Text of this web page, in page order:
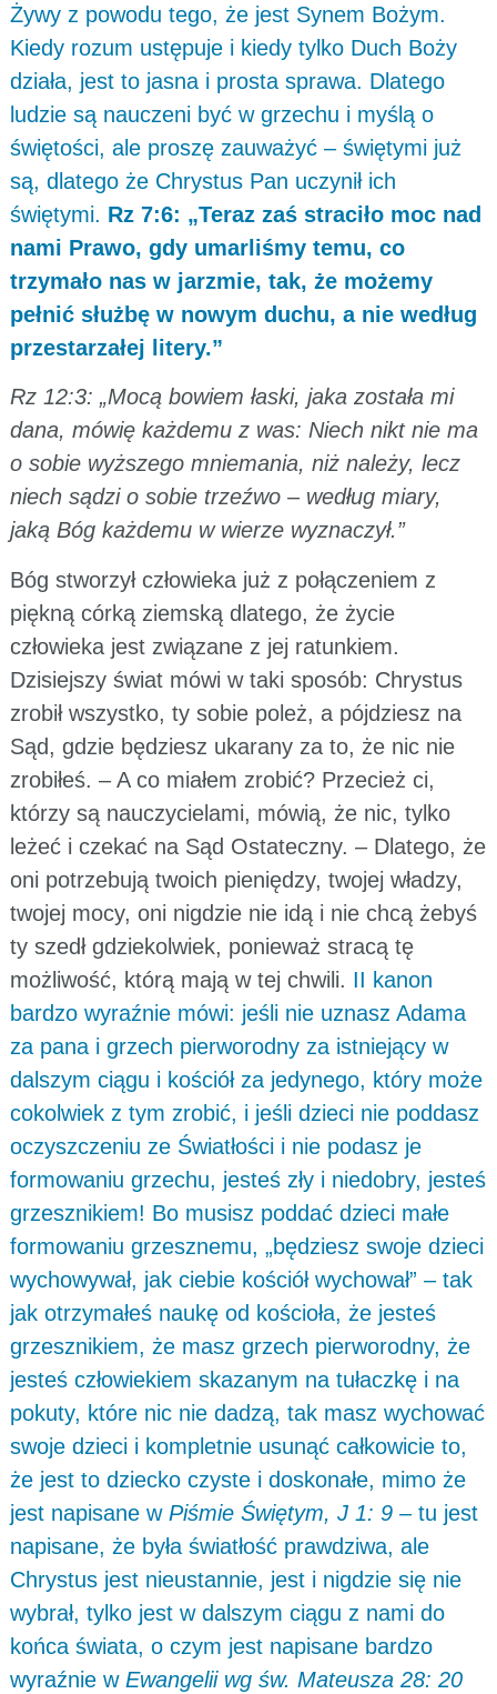
Żywy z powodu tego, że jest Synem Bożym.
Kiedy rozum ustępuje i kiedy tylko Duch Boży
działa, jest to jasna i prosta sprawa. Dlatego
ludzie są nauczeni być w grzechu i myślą o
świętości, ale proszę zauważyć – świętymi już
są, dlatego że Chrystus Pan uczynił ich
świętymi. Rz 7:6: „Teraz zaś straciło moc nad
nami Prawo, gdy umarliśmy temu, co
trzymało nas w jarzmie, tak, że możemy
pełnić służbę w nowym duchu, a nie według
przestarzałej litery.”
Rz 12:3: „Mocą bowiem łaski, jaka została mi
dana, mówię każdemu z was: Niech nikt nie ma
o sobie wyższego mniemania, niż należy, lecz
niech sądzi o sobie trzeźwo – według miary,
jaką Bóg każdemu w wierze wyznaczył.”
Bóg stworzył człowieka już z połączeniem z
piękną córką ziemską dlatego, że życie
człowieka jest związane z jej ratunkiem.
Dzisiejszy świat mówi w taki sposób: Chrystus
zrobił wszystko, ty sobie poleż, a pójdziesz na
Sąd, gdzie będziesz ukarany za to, że nic nie
zrobiłeś. – A co miałem zrobić? Przecież ci,
którzy są nauczycielami, mówią, że nic, tylko
leżeć i czekać na Sąd Ostateczny. – Dlatego, że
oni potrzebują twoich pieniędzy, twojej władzy,
twojej mocy, oni nigdzie nie idą i nie chcą żebyś
ty szedł gdziekolwiek, ponieważ stracą tę
możliwość, którą mają w tej chwili. II kanon
bardzo wyraźnie mówi: jeśli nie uznasz Adama
za pana i grzech pierworodny za istniejący w
dalszym ciągu i kościół za jedynego, który może
cokolwiek z tym zrobić, i jeśli dzieci nie poddasz
oczyszczeniu ze Światłości i nie podasz je
formowaniu grzechu, jesteś zły i niedobry, jesteś
grzesznikiem! Bo musisz poddać dzieci małe
formowaniu grzesznemu, „będziesz swoje dzieci
wychowywał, jak ciebie kościół wychował” – tak
jak otrzymałeś naukę od kościoła, że jesteś
grzesznikiem, że masz grzech pierworodny, że
jesteś człowiekiem skazanym na tułaczkę i na
pokuty, które nic nie dadzą, tak masz wychować
swoje dzieci i kompletnie usunąć całkowicie to,
że jest to dziecko czyste i doskonałe, mimo że
jest napisane w Piśmie Świętym, J 1: 9– tu jest
napisane, że była światłość prawdziwa, ale
Chrystus jest nieustannie, jest i nigdzie się nie
wybrał, tylko jest w dalszym ciągu z nami do
końca świata, o czym jest napisane bardzo
wyraźnie w Ewangelii wg św. Mateusza 28: 20